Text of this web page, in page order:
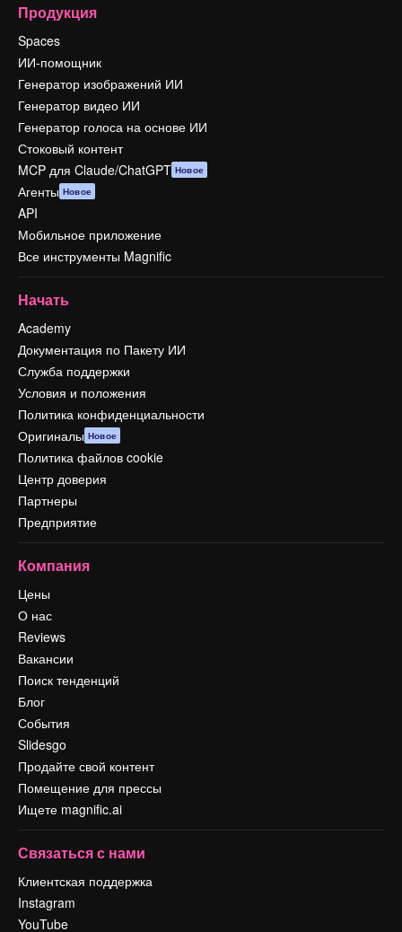
Продукция
Spaces
ИИ-помощник
Генератор изображений ИИ
Генератор видео ИИ
Генератор голоса на основе ИИ
Стоковый контент
MCP для Claude/ChatGPT Новое
Агенты Новое
API
Мобильное приложение
Все инструменты Magnific
Начать
Academy
Документация по Пакету ИИ
Служба поддержки
Условия и положения
Политика конфиденциальности
Оригиналы Новое
Политика файлов cookie
Центр доверия
Партнеры
Предприятие
Компания
Цены
О нас
Reviews
Вакансии
Поиск тенденций
Блог
События
Slidesgo
Продайте свой контент
Помещение для прессы
Ищете magnific.ai
Связаться с нами
Клиентская поддержка
Instagram
YouTube